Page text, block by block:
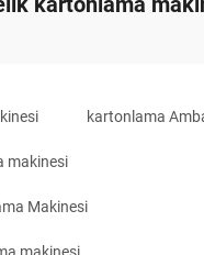
kartonlama
makinesi
Makinesi